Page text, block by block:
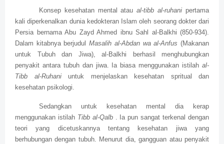
Konsep kesehatan mental ataual-tibb al-ruhani pertama
kali diperkenalkan dunia kedokteran Islam oleh seorang dokter dari
Persia bernama Abu Zayd Ahmed ibnu Sahl al-Balkhi (850-934).
Dalam kitabnya berjudulMasalih al-Abdan wa al-Anfus (Makanan
untuk Tubuh dan Jiwa), al-Balkhi berhasil menghubungkan
penyakit antara tubuh dan jiwa. Ia biasa menggunakan istilah al-
Tibb al-Ruhaniuntuk menjelaskan kesehatan spritual dan
kesehatan psikologi.
Sedangkan untuk kesehatan mental dia kerap
menggunakan istilah Tibb al-Qalb. Ia pun sangat terkenal dengan
teori yang dicetuskannya tentang kesehatan jiwa yang
berhubungan dengan tubuh. Menurut dia, gangguan atau penyakit